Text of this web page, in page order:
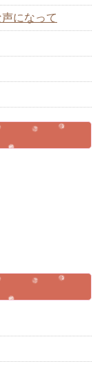
になって